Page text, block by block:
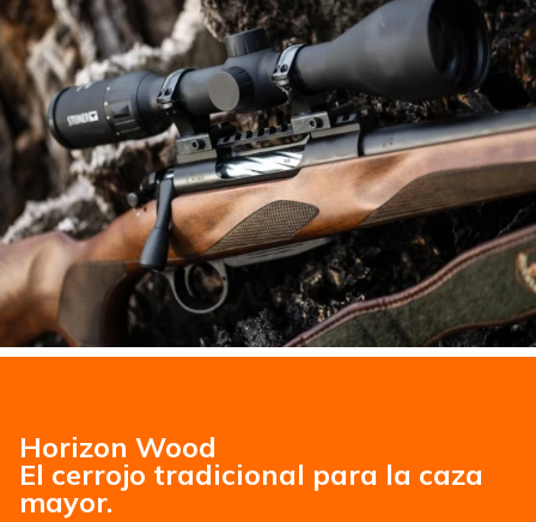
Horizon Wood
El cerrojo tradicional para la caza
mayor.